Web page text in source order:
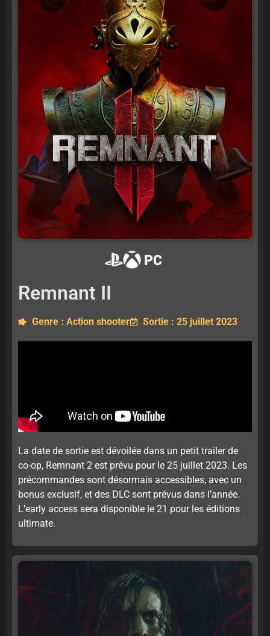
PC
Remnant II
Genre : Action shooter Sortie : 25 juillet 2023
La date de sortie est dévoilée dans un petit trailer de
co-op, Remnant 2 est prévu pour le 25 juillet 2023. Les
précommandes sont désormais accessibles, avec un
bonus exclusif, et des DLC sont prévus dans l’année.
L’early access sera disponible le 21 pour les éditions
ultimate.